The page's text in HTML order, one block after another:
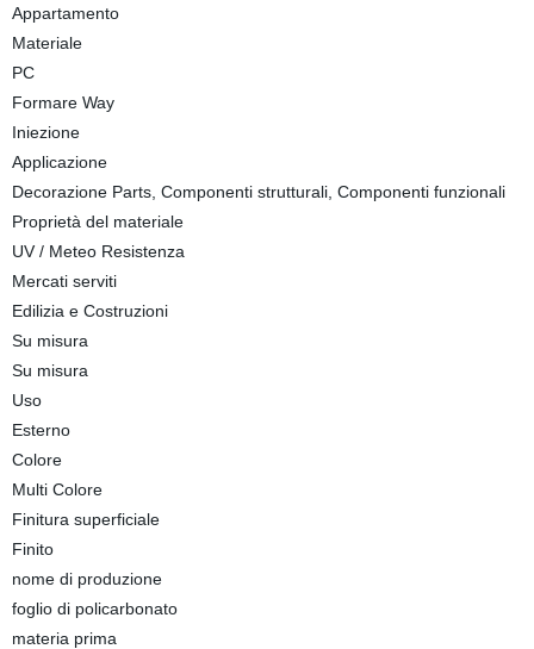
Appartamento
Materiale
PC
Formare Way
Iniezione
Applicazione
Decorazione Parts, Componenti strutturali, Componenti funzionali
Proprietà del materiale
UV / Meteo Resistenza
Mercati serviti
Edilizia e Costruzioni
Su misura
Su misura
Uso
Esterno
Colore
Multi Colore
Finitura superficiale
Finito
nome di produzione
foglio di policarbonato
materia prima